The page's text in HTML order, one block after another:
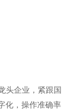
头企业，紧跟国
化，操作准确率